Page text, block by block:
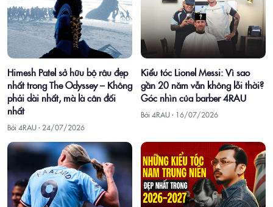
Himesh Patel sở hữu bộ râu đẹp
nhất trong The Odyssey – Không
phải dài nhất, mà là cân đối
nhất
Bởi 4RAU · 24/07/2026
Kiểu tóc Lionel Messi: Vì sao
gần 20 năm vẫn không lỗi thời?
Góc nhìn của barber 4RAU
Bởi 4RAU · 16/07/2026